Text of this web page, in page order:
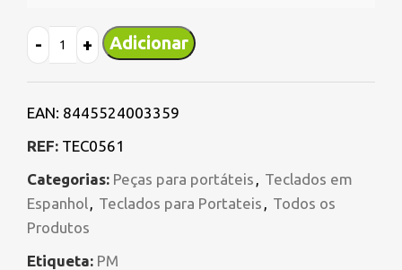
Adicionar
EAN: 8445524003359
REF: TEC0561
Categorias: Peças para portáteis , Teclados em
Espanhol, Teclados para Portateis , Todos os
Produtos
Etiqueta: PM